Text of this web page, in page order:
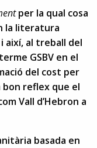
per la qual cosa
la literatura
així, al treball del
GSBV en el
del cost per
bon reflex que el
Vall d’Hebron a
basada en